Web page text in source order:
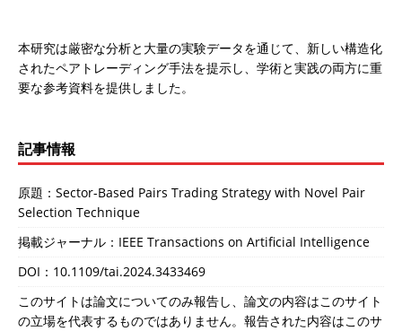
本研究は厳密な分析と大量の実験データを通じて、新しい構造化
されたペアトレーディング手法を提示し、学術と実践の両方に重
要な参考資料を提供しました。
記事情報
原題：Sector-Based Pairs Trading Strategy with Novel Pair
Selection Technique
掲載ジャーナル：IEEE Transactions on Artificial Intelligence
DOI： 10.1109/tai.2024.3433469
このサイトは論文についてのみ報告し、論文の内容はこのサイト
の立場を代表するものではありません。報告された内容はこのサ